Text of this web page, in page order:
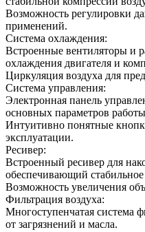
Возможность регулировки
применений.
Система охлаждения:
Встроенные вентиляторы и
охлаждения двигателя и
Циркуляция воздуха для
Система управления:
Электронная панель
основных параметров
Интуитивно понятные
эксплуатации.
Ресивер:
Встроенный ресивер для
обеспечивающий стабильное
Возможность увеличения
Фильтрация воздуха:
Многоступенчатая система
от загрязнений и масла.